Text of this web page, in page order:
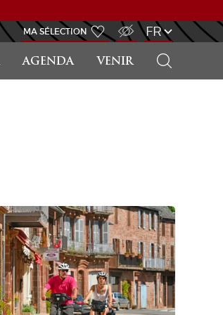
AGENDA VENIR
MA SÉLECTION FR